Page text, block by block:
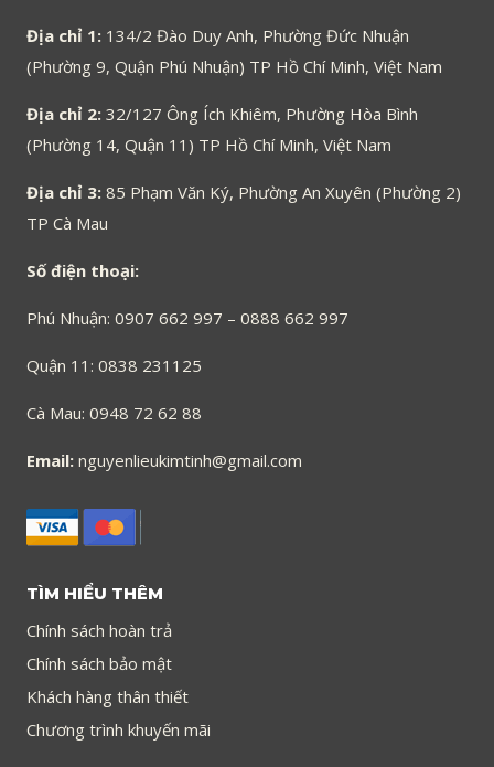
Địa chỉ 1: 134/2 Đào Duy Anh, Phường Đức Nhuận
(Phường 9, Quận Phú Nhuận) TP Hồ Chí Minh, Việt Nam
Địa chỉ 2: 32/127 Ông Ích Khiêm, Phường Hòa Bình
(Phường 14, Quận 11) TP Hồ Chí Minh, Việt Nam
Địa chỉ 3: 85 Phạm Văn Ký, Phường An Xuyên (Phường 2)
TP Cà Mau
Số điện thoại:
Phú Nhuận: 0907 662 997 – 0888 662 997
Quận 11: 0838 231125
Cà Mau: 0948 72 62 88
Email: nguyenlieukimtinh@gmail.com
TÌM HIỂU THÊM
Chính sách hoàn trả
Chính sách bảo mật
Khách hàng thân thiết
Chương trình khuyến mãi